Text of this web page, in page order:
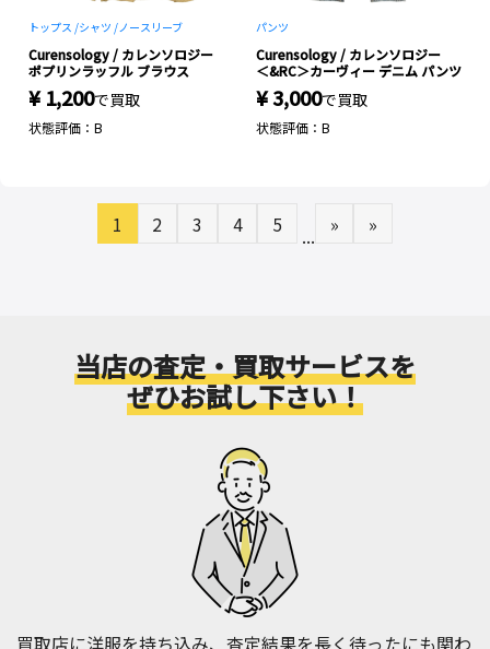
トップス /シャツ /ノースリーブ
Curensology / カレンソロジー
ポプリンラッフル ブラウス
¥ 1,200で買取
状態評価：B
パンツ
Curensology / カレンソロジー
＜&RC＞カーヴィー デニム パンツ
¥ 3,000で買取
状態評価：B
1 2 3 4 5 ... » »
当店の査定・買取サービスを
ぜひお試し下さい！
買取店に洋服を持ち込み、査定結果を長く待ったにも関わ